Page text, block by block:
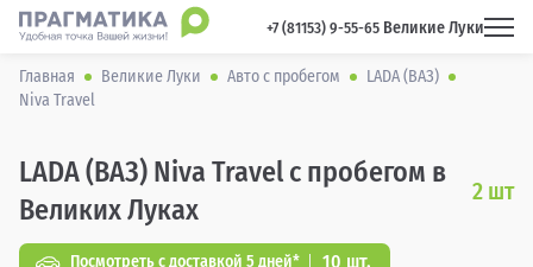
+7 (81153) 9-55-65 Великие Луки
Главная Великие Луки Авто с пробегом
LADA (ВАЗ)
Niva Travel
LADA (ВАЗ) Niva Travel с пробегом в
Великих Луках
2 шт
Посмотреть с доставкой 5 дней* 10 шт.